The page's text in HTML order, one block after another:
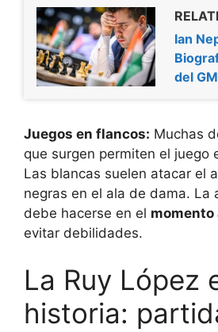
Ian
del
Juegos en flancos: Muchas
que surgen permiten el juego
Las blancas suelen atacar el
negras en el ala de dama. La
debe hacerse en el momento
evitar debilidades.
La Ruy López
historia: